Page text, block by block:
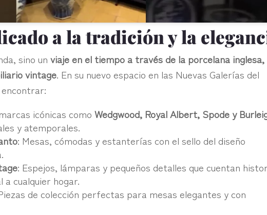
a la tradición y la
sino unviaje en el tiempo a través de la porcelana inglesa,
vintage. En su nuevo espacio en las Nuevas Galerías del
icónicas comoWedgwood, Royal Albert, Spode y
y atemporales.
: Mesas, cómodas y estanterías con el sello del diseño
: Espejos, lámparas y pequeños detalles que cuentan
cualquier hogar.
de colección perfectas para mesas elegantes y con